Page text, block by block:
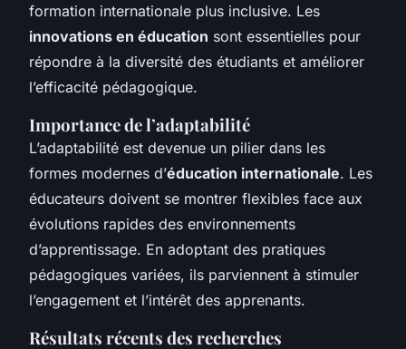
formation internationale plus inclusive. Les
innovations en éducation sont essentielles pour
répondre à la diversité des étudiants et améliorer
l’efficacité pédagogique.
Importance de l’adaptabilité
L’adaptabilité est devenue un pilier dans les
formes modernes d’éducation internationale. Les
éducateurs doivent se montrer flexibles face aux
évolutions rapides des environnements
d’apprentissage. En adoptant des pratiques
pédagogiques variées, ils parviennent à stimuler
l’engagement et l’intérêt des apprenants.
Résultats récents des recherches